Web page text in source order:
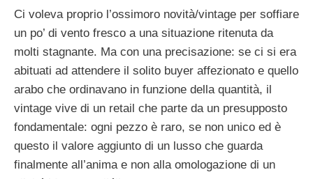
Ci voleva proprio l’ossimoro novità/vintage per soffiare
un po’ di vento fresco a una situazione ritenuta da
molti stagnante. Ma con una precisazione: se ci si era
abituati ad attendere il solito buyer affezionato e quello
arabo che ordinavano in funzione della quantità, il
vintage vive di un retail che parte da un presupposto
fondamentale: ogni pezzo è raro, se non unico ed è
questo il valore aggiunto di un lusso che guarda
finalmente all’anima e non alla omologazione di un